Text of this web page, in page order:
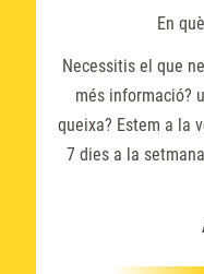
En
Necessitis el que
més informació?
queixa? Estem a la
7 dies a la